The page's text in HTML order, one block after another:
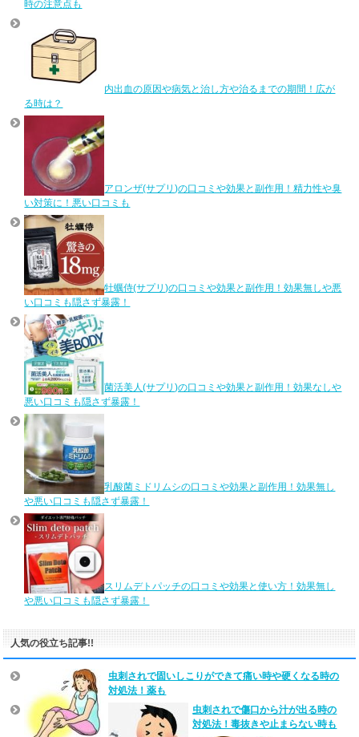
時の注意点も
内出血の原因や病気と治し方や治るまでの期間！広が
る時は？
アロンザ(サプリ)の口コミや効果と副作用！精力性や臭
い対策に！悪い口コミも
牡蠣侍(サプリ)の口コミや効果と副作用！効果無しや悪
い口コミも隠さず暴露！
菌活美人(サプリ)の口コミや効果と副作用！効果なしや
悪い口コミも隠さず暴露！
乳酸菌ミドリムシの口コミや効果と副作用！効果無し
や悪い口コミも隠さず暴露！
スリムデトパッチの口コミや効果と使い方！効果無し
や悪い口コミも隠さず暴露！
人気の役立ち記事!!
虫刺されで固いしこりができて痛い時や硬くなる時の
対処法！薬も
虫刺されで傷口から汁が出る時の
対処法！毒抜きや止まらない時も